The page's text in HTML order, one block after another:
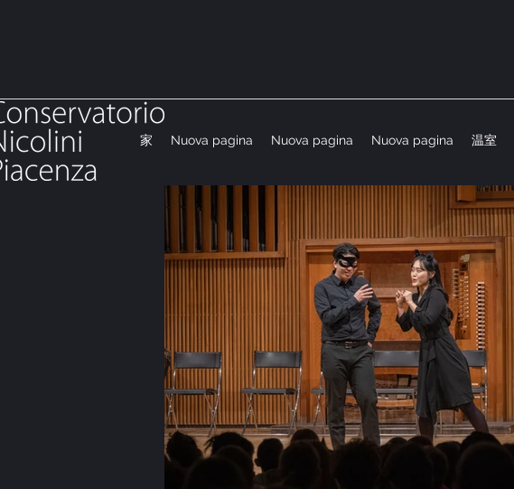
家 Nuova pagina Nuova pagina Nuova pagina 温室